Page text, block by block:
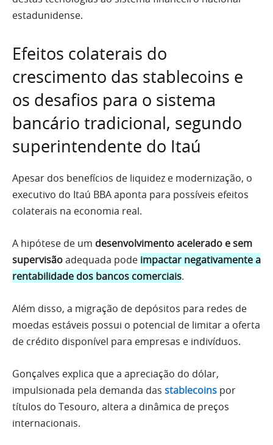
estadunidense.
Efeitos colaterais do
crescimento das stablecoins e
os desafios para o sistema
bancário tradicional, segundo
superintendente do Itaú
Apesar dos benefícios de liquidez e modernização, o
executivo do Itaú BBA aponta para possíveis efeitos
colaterais na economia real.
A hipótese de um desenvolvimento acelerado e sem
supervisãoadequada pode impactar negativamente a
rentabilidade dos bancos comerciais.
Além disso, a migração de depósitos para redes de
moedas estáveis possui o potencial de limitar a oferta
de crédito disponível para empresas e indivíduos.
Gonçalves explica que a apreciação do dólar,
impulsionada pela demanda das stablecoins por
títulos do Tesouro, altera a dinâmica de preços
internacionais.